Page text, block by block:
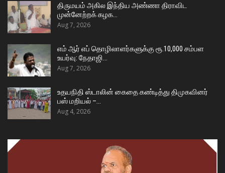
திருமயம் அகில இந்திய அண்ணா திராவிட
முன்னேற்றக் கழக…
Aug 7, 2026
எம் ஆர் எப் தொழிலாளர்களுக்கு ரூ.10,000 சம்பள
உயர்வு: நேதாஜி…
Aug 7, 2026
உதயநிதி ஸ்டாலின் கைதை கண்டித்து திமுகவினர்
பஸ் மறியல் –…
Aug 4, 2026